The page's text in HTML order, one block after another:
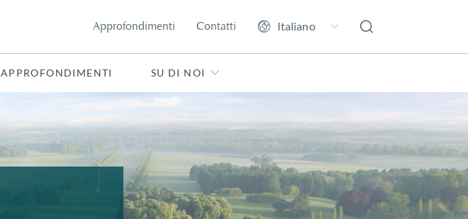
Approfondimenti Contatti
APPROFONDIMENTI SU DI NOI